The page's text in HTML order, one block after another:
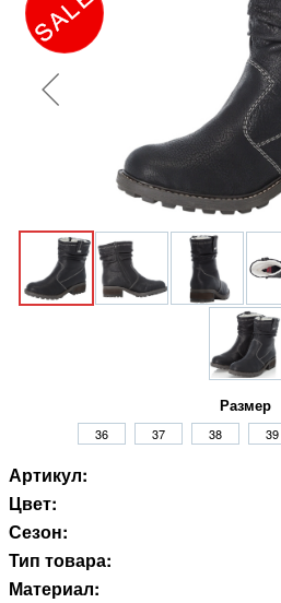
Размер
36 37 38 39
Артикул:
Цвет:
Сезон:
Тип товара:
Материал: